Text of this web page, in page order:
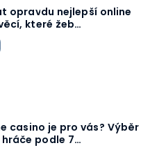
opravdu nejlepší online
které žeb…
casino je pro vás? Výběr
podle 7…